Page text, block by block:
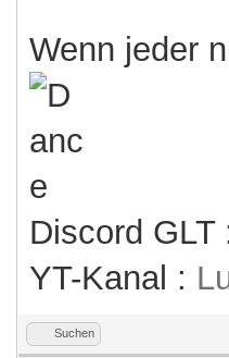
Wenn jeder
Discord GLT
YT-Kanal :
Suchen